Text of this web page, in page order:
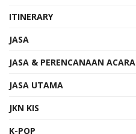
ITINERARY
JASA
JASA & PERENCANAAN ACARA
JASA UTAMA
JKN KIS
K-POP